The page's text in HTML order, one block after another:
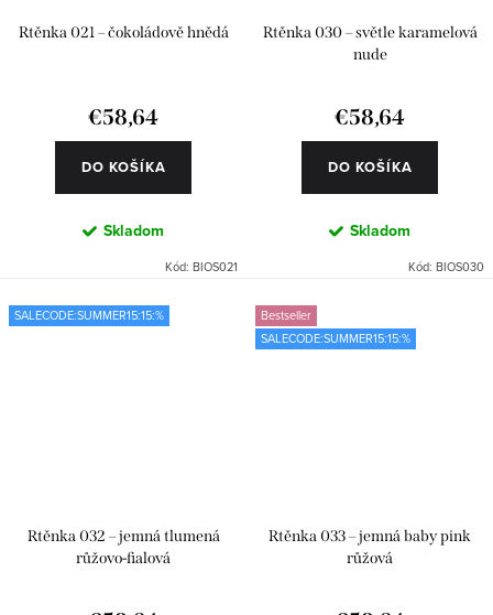
Rtěnka 021 – čokoládově hnědá
€58,64
DO KOŠÍKA
Skladom
Kód: BIOS021
Rtěnka 030 – světle karamelová
nude
€58,64
DO KOŠÍKA
Skladom
Kód: BIOS030
SALECODE:SUMMER15:15:%
Rtěnka 032 – jemná tlumená
růžovo-fialová
Bestseller
SALECODE:SUMMER15:15:%
Rtěnka 033 – jemná baby pink
růžová